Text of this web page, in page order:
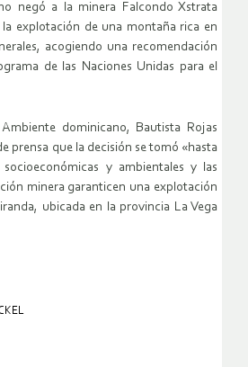
negó a la minera Falcondo Xstrata
explotación de una montaña rica en
acogiendo una recomendación
de las Naciones Unidas para el
dominicano, Bautista Rojas
prensa que la decisión se tomó «hasta
y ambientales y las
minera garanticen una explotación
ubicada en la provincia La Vega